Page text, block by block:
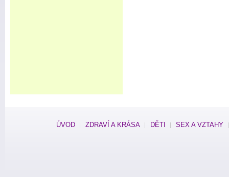
ÚVOD ZDRAVÍ A KRÁSA DĚTI SEX A VZTAHY